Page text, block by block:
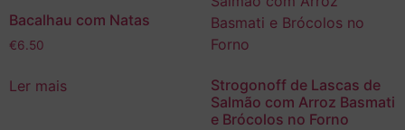
Bacalhau com Natas
€6.50
Ler mais
Strogonoff de Lascas de
Salmão com Arroz Basmati
e Brócolos no Forno